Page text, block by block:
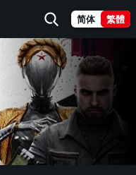
简体 繁體